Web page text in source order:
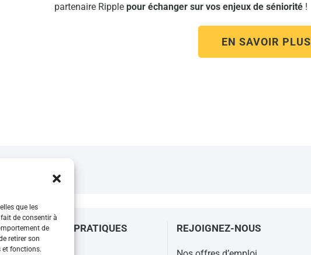
que les
de consentir à
de
retirer son
et fonctions.
partenaire Ripple pour échanger sur vos enjeux de séniorité!
EN SAVOIR PLUS
PRATIQUES REJOIGNEZ-NOUS